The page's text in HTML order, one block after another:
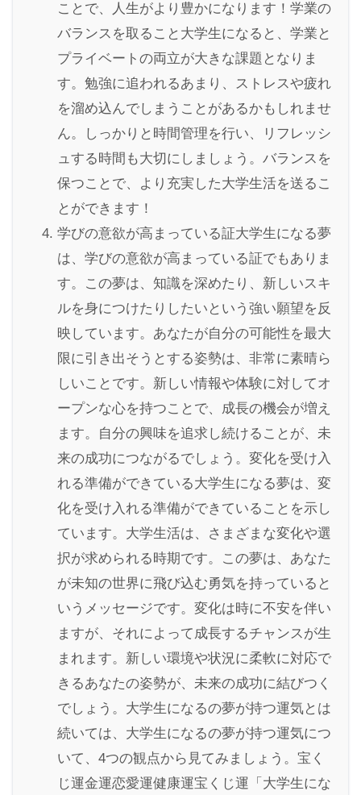
ことで、人生がより豊かになります！学業の
バランスを取ること大学生になると、学業と
プライベートの両立が大きな課題となりま
す。勉強に追われるあまり、ストレスや疲れ
を溜め込んでしまうことがあるかもしれませ
ん。しっかりと時間管理を行い、リフレッシ
ュする時間も大切にしましょう。バランスを
保つことで、より充実した大学生活を送るこ
とができます！
学びの意欲が高まっている証大学生になる夢
は、学びの意欲が高まっている証でもありま
す。この夢は、知識を深めたり、新しいスキ
ルを身につけたりしたいという強い願望を反
映しています。あなたが自分の可能性を最大
限に引き出そうとする姿勢は、非常に素晴ら
しいことです。新しい情報や体験に対してオ
ープンな心を持つことで、成長の機会が増え
ます。自分の興味を追求し続けることが、未
来の成功につながるでしょう。変化を受け入
れる準備ができている大学生になる夢は、変
化を受け入れる準備ができていることを示し
ています。大学生活は、さまざまな変化や選
択が求められる時期です。この夢は、あなた
が未知の世界に飛び込む勇気を持っていると
いうメッセージです。変化は時に不安を伴い
ますが、それによって成長するチャンスが生
まれます。新しい環境や状況に柔軟に対応で
きるあなたの姿勢が、未来の成功に結びつく
でしょう。大学生になるの夢が持つ運気とは
続いては、大学生になるの夢が持つ運気につ
いて、4つの観点から見てみましょう。宝く
じ運金運恋愛運健康運宝くじ運「大学生にな